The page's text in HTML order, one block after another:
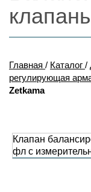
Главная / Каталог /
регулирующая
Zetkama
Клапан
фл с